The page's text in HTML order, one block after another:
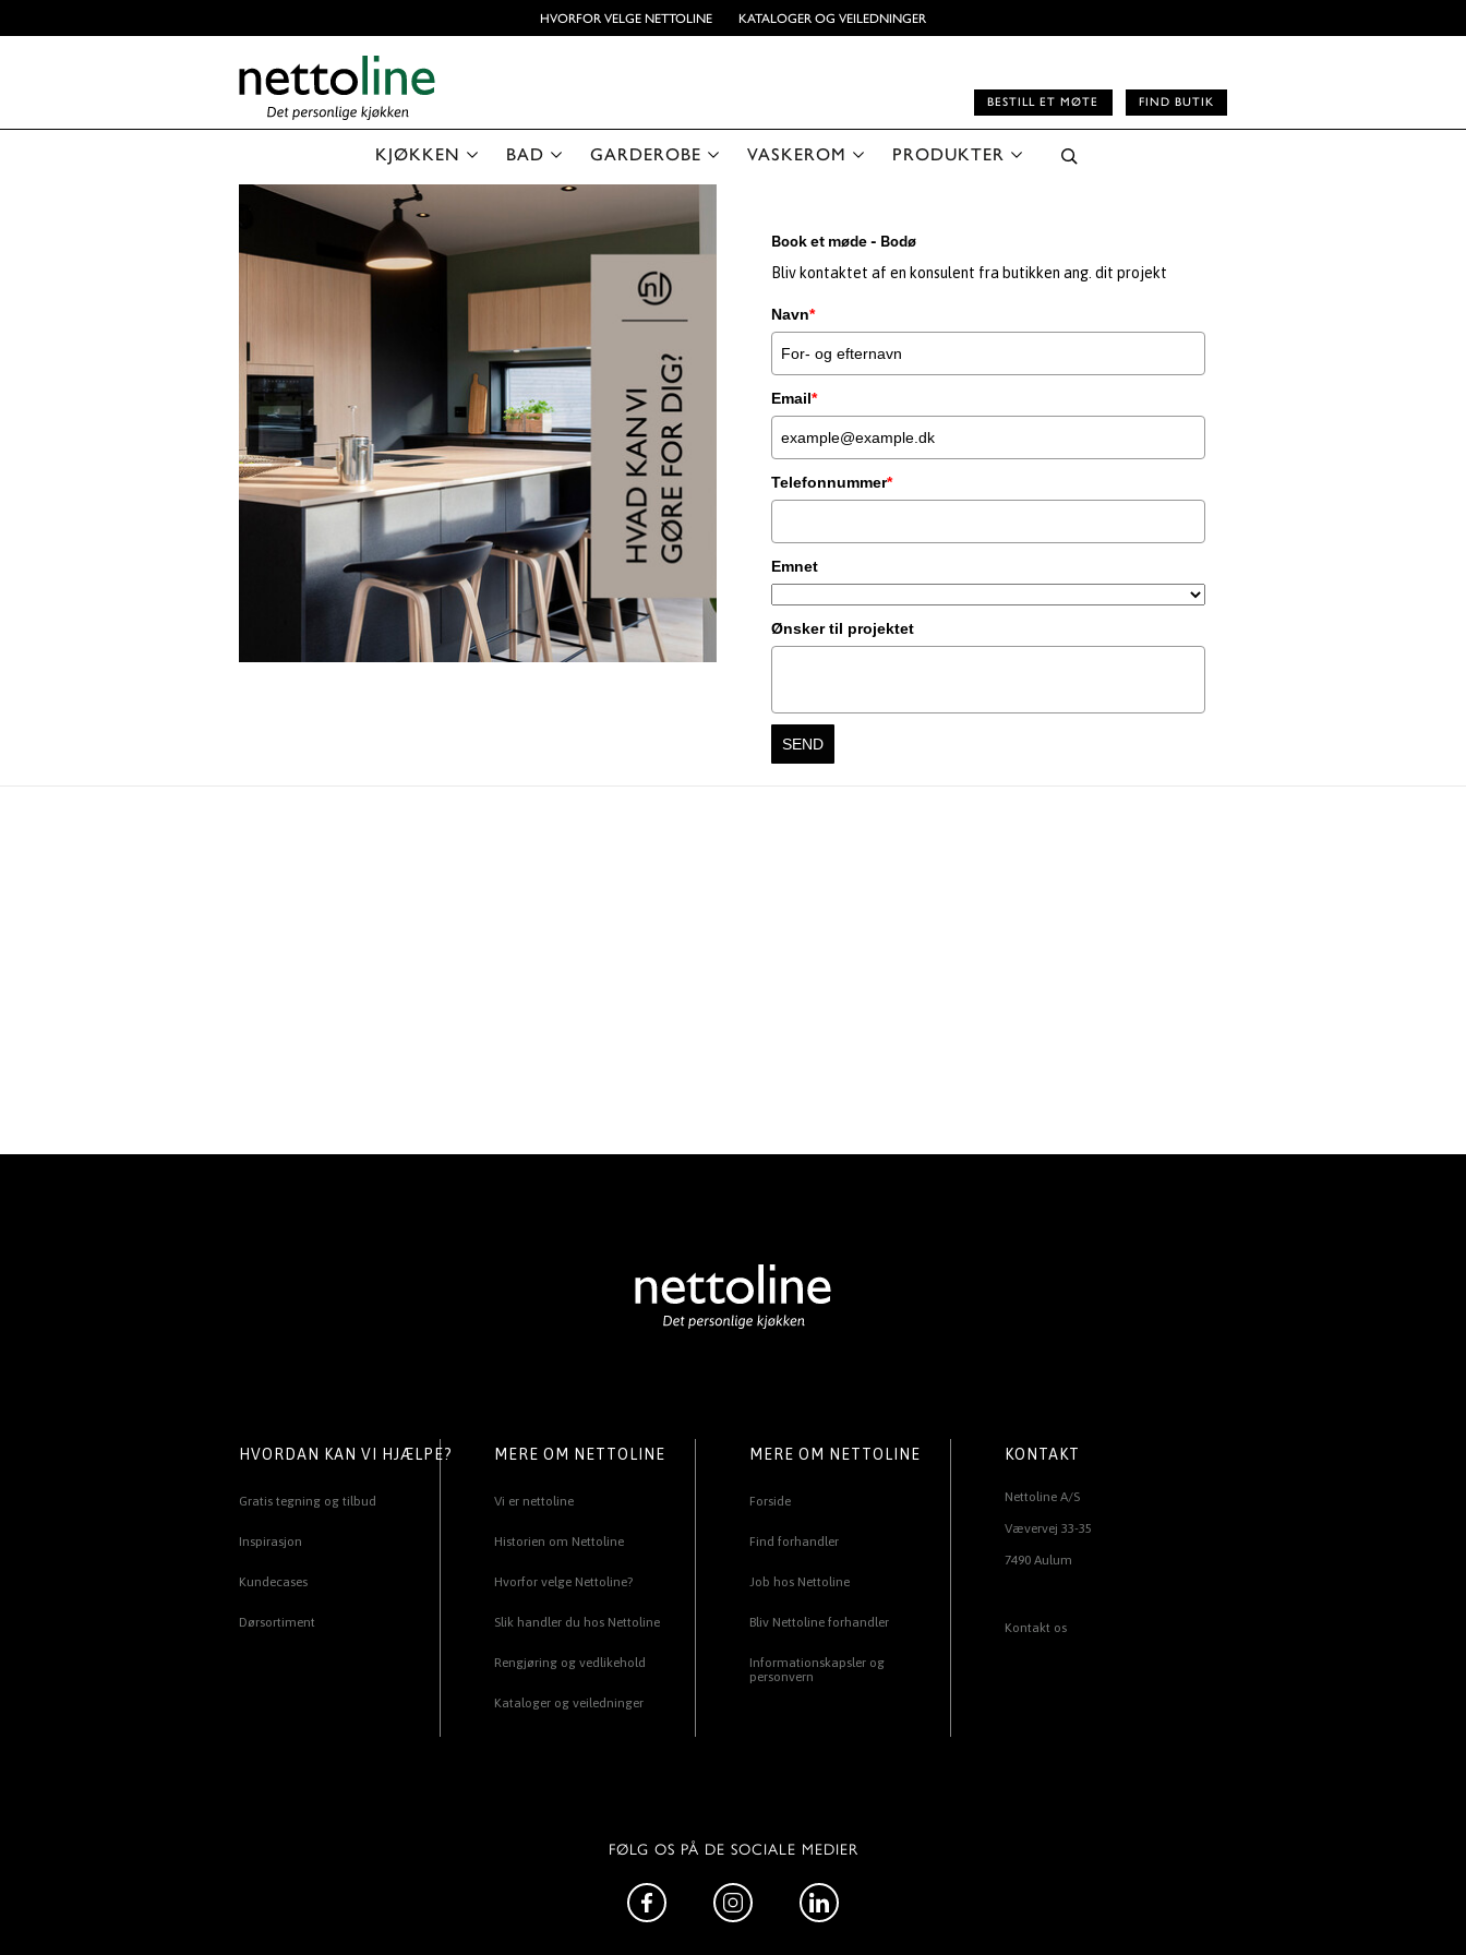
HVORFOR VELGE NETTOLINE KATALOGER OG VEILEDNINGER
BESTILL ET MØTE FIND BUTIK
KJØKKEN BAD GARDEROBE VASKEROM PRODUKTER
Book et møde - Bodø
Bliv kontaktet af en konsulent fra butikken ang. dit projekt
Navn*
Email*
Telefonnummer*
Emnet
Ønsker til projektet
SEND
HVORDAN KAN VI HJÆLPE?
Gratis tegning og tilbud
Inspirasjon
Kundecases
Dørsortiment
MERE OM NETTOLINE
Vi er nettoline
Historien om Nettoline
Hvorfor velge Nettoline?
Slik handler du hos Nettoline
Rengjøring og vedlikehold
Kataloger og veiledninger
MERE OM NETTOLINE
Forside
Find forhandler
Job hos Nettoline
Bliv Nettoline forhandler
Informationskapsler og
personvern
KONTAKT
Nettoline A/S
Vævervej 33-35
7490 Aulum
Kontakt os
FØLG OS PÅ DE SOCIALE MEDIER